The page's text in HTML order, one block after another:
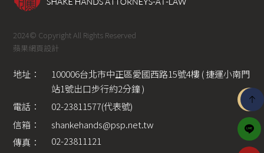
2024© Copyright All Rights Reserved
蘋果網頁設計
地址：
100006台北市中正區愛國西路15號4樓 ( 捷運小南門
站1號出口步行約2分鐘 )
電話：
02-23811577(代表號)
信箱：
shankehands@psp.net.tw
傳真：
02-23811121